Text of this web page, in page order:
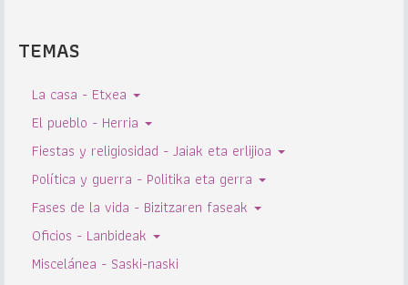
TEMAS
La casa - Etxea
El pueblo - Herria
Fiestas y religiosidad - Jaiak eta erlijioa
Política y guerra - Politika eta gerra
Fases de la vida - Bizitzaren faseak
Oficios - Lanbideak
Miscelánea - Saski-naski